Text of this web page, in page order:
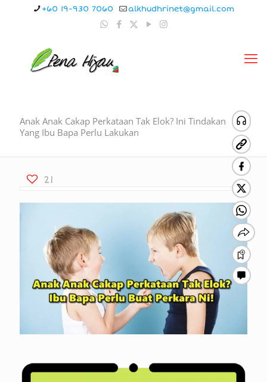
+60 19-930 7060 alkhudhrinet@gmail.com
Anak Anak Cakap Perkataan Tak Elok? Ini Tindakan
Yang Ibu Bapa Perlu Lakukan
21